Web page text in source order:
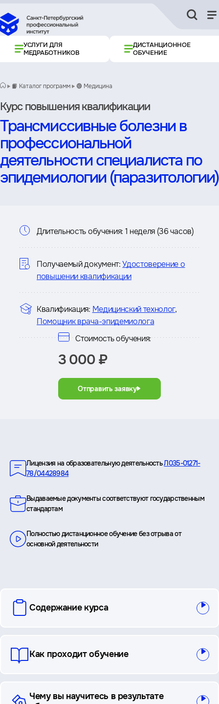
УСЛУГИ ДЛЯ
МЕДРАБОТНИКОВ
ДИСТАНЦИОННОЕ
ОБУЧЕНИЕ
📙 Каталог программ 🟢 Медицина
Курс повышения квалификации
Трансмиссивные болезни в
профессиональной
деятельности специалиста по
эпидемиологии (паразитологии)
Информация
о
курсе
Длительность обучения: 1 неделя (36 часов)
Получаемый документ: Удостоверение о
повышении квалификации
Квалификация: Медицинский технолог,
Помощник врача-эпидемиолога
Стоимость обучения:
3 000 ₽
Отправить заявку
Лицензия на образовательную деятельностьЛ035-01271-
78/04428984
Выдаваемые документы соответствуют государственным
стандартам
Полностью дистанционное обучение без отрыва от
основной деятельности
вопросы
Содержание курса
Как проходит обучение
Чему вы научитесь в результате